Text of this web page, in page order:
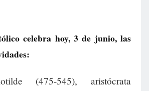
celebra hoy, 3 de junio, las
(475-545), aristócrata